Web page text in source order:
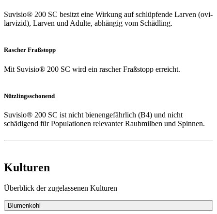
Suvisio® 200 SC besitzt eine Wirkung auf schlüpfende Larven (ovi-
larvizid), Larven und Adulte, abhängig vom Schädling.
Rascher Fraßstopp
Mit Suvisio® 200 SC wird ein rascher Fraßstopp erreicht.
Nützlingsschonend
Suvisio® 200 SC ist nicht bienengefährlich (B4) und nicht
schädigend für Populationen relevanter Raubmilben und Spinnen.
Kulturen
Überblick der zugelassenen Kulturen
Blumenkohl